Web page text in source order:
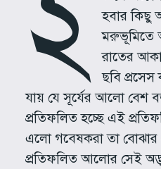
২
হবার কিছু
মরুভূমিতে
রাতের
ছবি প্রসেস
যায় যে সূর্যের আলো বেশ
প্রতিফলিত হচ্ছে এই
এলো গবেষকরা তা বোঝার
প্রতিফলিত আলোর সেই